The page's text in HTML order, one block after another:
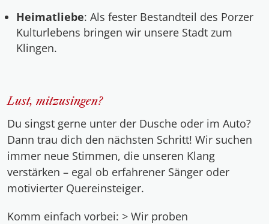
Heimatliebe: Als fester Bestandteil des Porzer
Kulturlebens bringen wir unsere Stadt zum
Klingen.
Lust, mitzusingen?
Du singst gerne unter der Dusche oder im Auto?
Dann trau dich den nächsten Schritt! Wir suchen
immer neue Stimmen, die unseren Klang
verstärken – egal ob erfahrener Sänger oder
motivierter Quereinsteiger.
Komm einfach vorbei: > Wir proben